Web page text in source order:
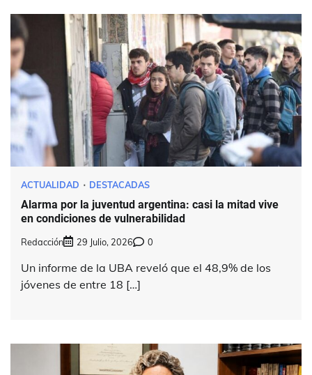
ACTUALIDAD DESTACADAS
Alarma por la juventud argentina: casi la mitad vive
en condiciones de vulnerabilidad
Redacción 29 Julio, 2026 0
Un informe de la UBA reveló que el 48,9% de los
jóvenes de entre 18 […]